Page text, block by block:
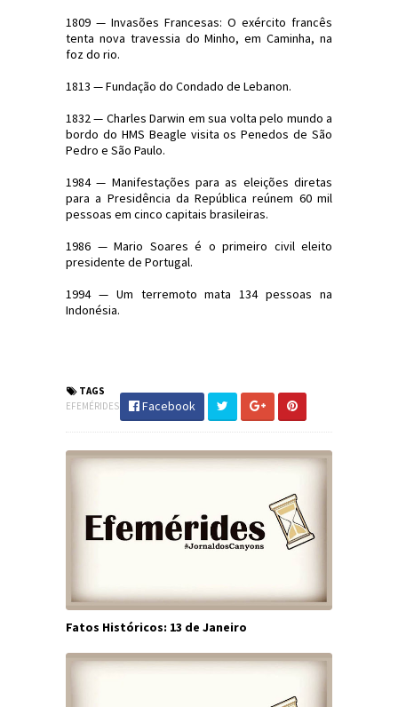
1809 — Invasões Francesas: O exército francês
tenta nova travessia do Minho, em Caminha, na
foz do rio.
1813 — Fundação do Condado de Lebanon.
1832 — Charles Darwin em sua volta pelo mundo a
bordo do HMS Beagle visita os Penedos de São
Pedro e São Paulo.
1984 — Manifestações para as eleições diretas
para a Presidência da República reúnem 60 mil
pessoas em cinco capitais brasileiras.
1986 — Mario Soares é o primeiro civil eleito
presidente de Portugal.
1994 — Um terremoto mata 134 pessoas na
Indonésia.
TAGS
EFEMÉRIDES
Facebook
Fatos Históricos: 13 de Janeiro